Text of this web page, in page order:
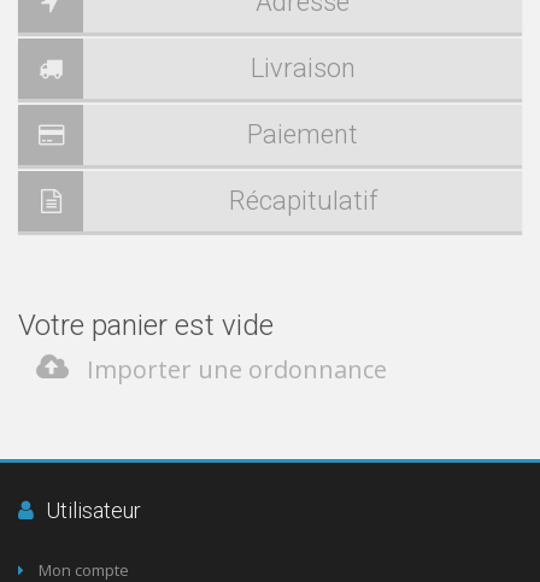
Livraison
Paiement
Récapitulatif
Votre panier est vide
Importer une ordonnance
Utilisateur
Mon compte